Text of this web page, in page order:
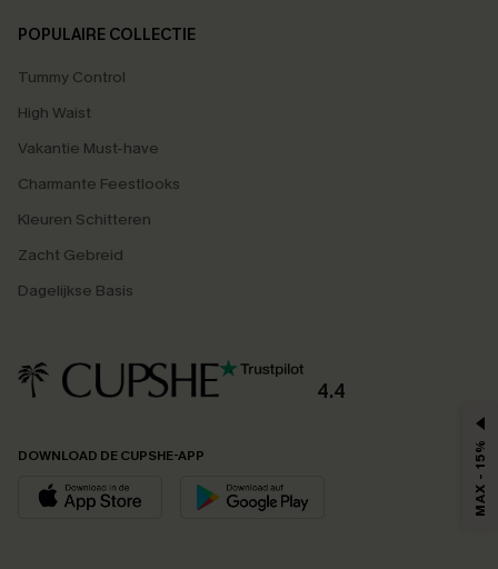
POPULAIRE COLLECTIE
Tummy Control
High Waist
Vakantie Must-have
Charmante Feestlooks
Kleuren Schitteren
Zacht Gebreid
Dagelijkse Basis
4.4
DOWNLOAD DE CUPSHE-APP MAX - 15%